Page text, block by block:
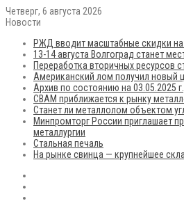
Четверг, 6 августа 2026
Новости
РЖД вводит масштабные скидки на
13-14 августа Волгоград станет
Переработка вторичных
Американский лом получил новый
Архив по состоянию на
CBAM приближается к рынку
Станет ли металлолом объектом
Минпромторг России приглашает
металлургии
Стальная печаль
На рынке свинца — крупнейшее